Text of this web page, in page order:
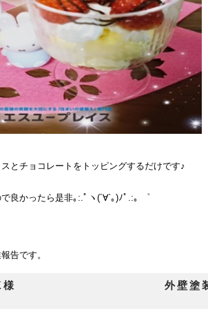
とチョコレートをトッピングするだけです♪
良かったら是非｡:.ﾟヽ(´∀`｡)ﾉﾟ.:｡ ゜
告です。
矢部K様 外壁塗装工